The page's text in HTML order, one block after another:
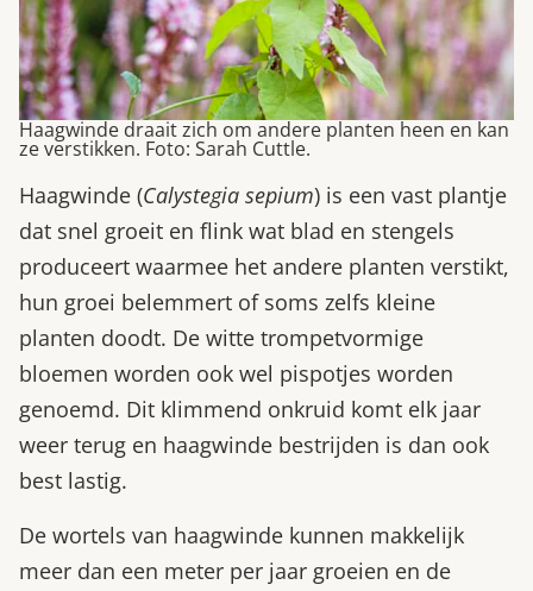
Haagwinde draait zich om andere planten heen en kan
ze verstikken. Foto: Sarah Cuttle.
Haagwinde (Calystegia sepium) is een vast plantje
dat snel groeit en flink wat blad en stengels
produceert waarmee het andere planten verstikt,
hun groei belemmert of soms zelfs kleine
planten doodt. De witte trompetvormige
bloemen worden ook wel pispotjes worden
genoemd. Dit klimmend onkruid komt elk jaar
weer terug en haagwinde bestrijden is dan ook
best lastig.
De wortels van haagwinde kunnen makkelijk
meer dan een meter per jaar groeien en de